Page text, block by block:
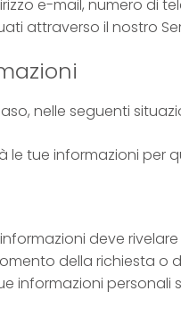
e-mail, numero di
attraverso il nostro
nelle seguenti
le tue informazioni per
deve
della richiesta o
informazioni